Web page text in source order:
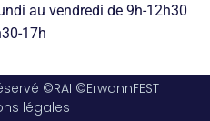
au vendredi de 9h-12h30
17h
©RAI ©ErwannFEST
légales